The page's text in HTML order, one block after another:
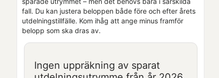
fall. Du kan justera beloppen både före och efter årets
utdelningstillfälle. Kom ihåg att ange minus framför
belopp som ska dras av.
Ingen uppräkning av sparat